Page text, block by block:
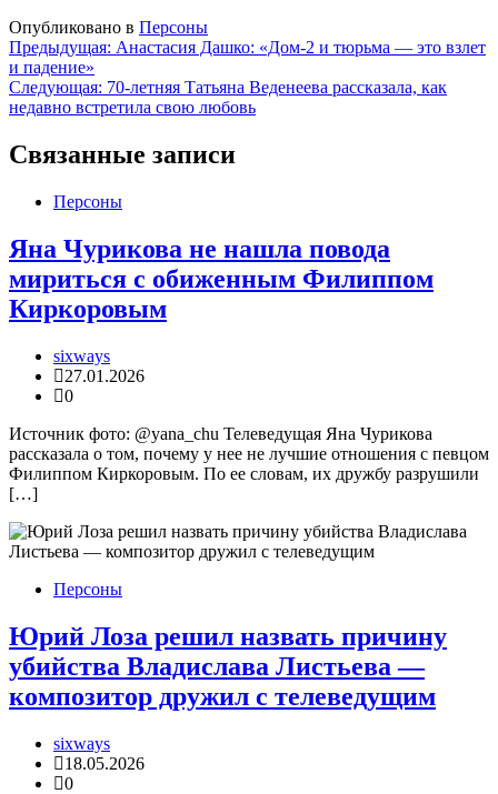
Опубликовано в Персоны
Навигация
по
записям
Предыдущая: Анастасия Дашко: «Дом-2 и тюрьма — это взлет
и падение»
Следующая: 70-летняя Татьяна Веденеева рассказала, как
недавно встретила свою любовь
Связанные записи
Персоны
Яна Чурикова не нашла повода
мириться с обиженным Филиппом
Киркоровым
sixways
27.01.2026
0
Источник фото: @yana_chu Телеведущая Яна Чурикова
рассказала о том, почему у нее не лучшие отношения с певцом
Филиппом Киркоровым. По ее словам, их дружбу разрушили
[…]
Персоны
Юрий Лоза решил назвать причину
убийства Владислава Листьева —
композитор дружил с телеведущим
sixways
18.05.2026
0